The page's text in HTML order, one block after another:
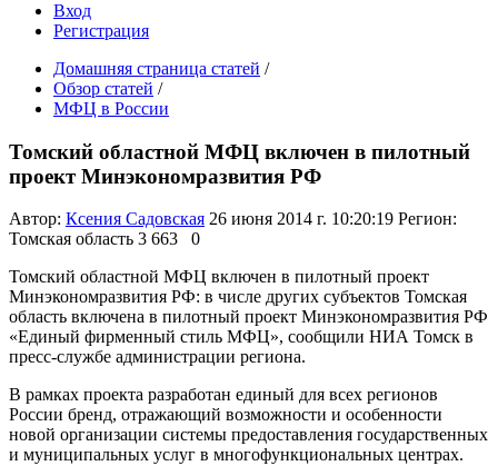
Вход
Регистрация
Домашняя страница статей /
Обзор статей /
МФЦ в России
Томский областной МФЦ включен в пилотный
проект Минэкономразвития РФ
Автор: Ксения Садовская 26 июня 2014 г. 10:20:19 Регион:
Томская область 3 663 0
Томский областной МФЦ включен в пилотный проект
Минэкономразвития РФ: в числе других субъектов Томская
область включена в пилотный проект Минэкономразвития РФ
«Единый фирменный стиль МФЦ», сообщили НИА Томск в
пресс-службе администрации региона.
В рамках проекта разработан единый для всех регионов
России бренд, отражающий возможности и особенности
новой организации системы предоставления государственных
и муниципальных услуг в многофункциональных центрах.